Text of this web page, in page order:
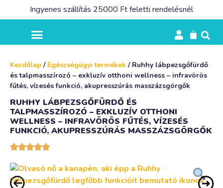
Ingyenes szállítás 25000 Ft feletti rendelésnél
Kezdőlap / Egészségügyi termékek / Ruhhy lábpezsgőfürdő
és talpmasszírozó – exkluzív otthoni wellness – infravörös
fűtés, vízesés funkció, akupresszúrás masszázsgörgők
RUHHY LÁBPEZSGŐFÜRDŐ ÉS
TALPMASSZÍROZÓ – EXKLUZÍV OTTHONI
WELLNESS – INFRAVÖRÖS FŰTÉS, VÍZESÉS
FUNKCIÓ, AKUPRESSZÚRÁS MASSZÁZSGÖRGŐK
